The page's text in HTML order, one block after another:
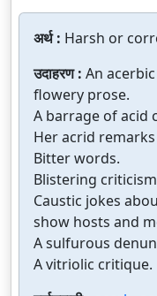
अर्थ : Harsh or
उदाहरण : An
flowery prose.
A barrage of acid
Her acrid
Bitter words.
Blistering
Caustic jokes
show hosts and
A sulfurous
A vitriolic critique.